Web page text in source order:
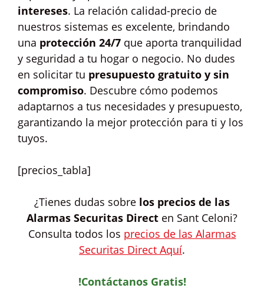
intereses. La relación calidad-precio de
nuestros sistemas es excelente, brindando
una protección 24/7 que aporta tranquilidad
y seguridad a tu hogar o negocio. No dudes
en solicitar tu presupuesto gratuito y sin
compromiso. Descubre cómo podemos
adaptarnos a tus necesidades y presupuesto,
garantizando la mejor protección para ti y los
tuyos.
[precios_tabla]
¿Tienes dudas sobre los precios de las
Alarmas Securitas Direct en Sant Celoni?
Consulta todos los precios de las Alarmas
Securitas Direct Aquí.
!Contáctanos Gratis!